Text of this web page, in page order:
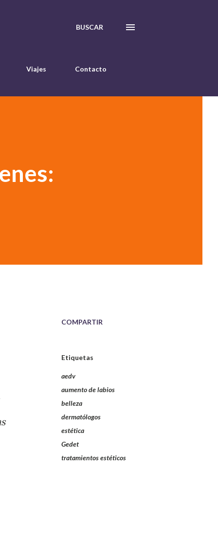
BUSCAR
Viajes Contacto
COMPARTIR
Etiquetas
aedv
aumento de labios
belleza
dermatólogos
estética
Gedet
tratamientos estéticos